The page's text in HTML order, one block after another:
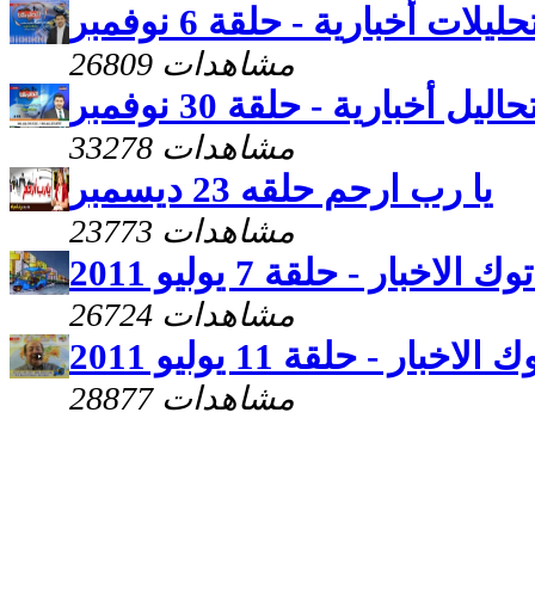
أخبارية - حلقة 6 نوفمبر
26809 مشاهدات
أخبارية - حلقة 30 نوفمبر
33278 مشاهدات
يا رب ارحم حلقه 23 ديسمبر
23773 مشاهدات
- حلقة 7 يوليو 2011
26724 مشاهدات
- حلقة 11 يوليو 2011
28877 مشاهدات